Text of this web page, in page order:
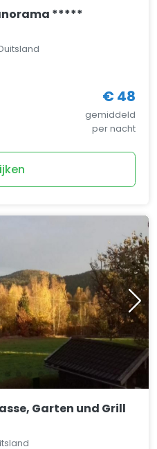
*****
€ 48
gemiddeld
per nacht
Garten und Grill